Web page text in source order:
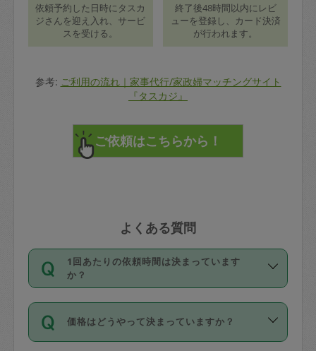
依頼予約した日時にタスカ
ジさんを迎え入れ、サービ
スを受ける。
終了後48時間以内にレビ
ューを登録し、カード決済
が行われます。
参考: ご利用の流れ｜家事代行/家政婦マッチングサイト
『タスカジ』
よくある質問
1回あたりの依頼時間は決まっています
か？
依頼1回につき3時間固定です。3時間を
超えて依頼したい場合は、延長機能をご
利用ください。機能をご利用いただくに
価格はどうやって決まっていますか？